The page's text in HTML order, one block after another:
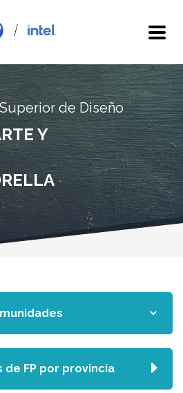
de Diseño
Y
FP por provincia